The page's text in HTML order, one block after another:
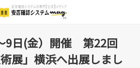
「震災対策技術
出展しました。
9日(金）開催 第22回
術展」横浜へ出展しまし